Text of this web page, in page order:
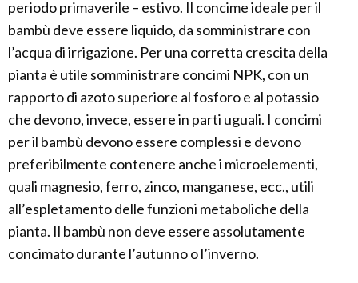
periodo primaverile – estivo. Il concime ideale per il
bambù deve essere liquido, da somministrare con
l’acqua di irrigazione. Per una corretta crescita della
pianta è utile somministrare concimi NPK, con un
rapporto di azoto superiore al fosforo e al potassio
che devono, invece, essere in parti uguali. I concimi
per il bambù devono essere complessi e devono
preferibilmente contenere anche i microelementi,
quali magnesio, ferro, zinco, manganese, ecc., utili
all’espletamento delle funzioni metaboliche della
pianta. Il bambù non deve essere assolutamente
concimato durante l’autunno o l’inverno.